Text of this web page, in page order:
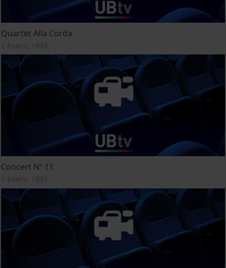
Quartet Alla Corda
1 Enero, 1993
Concert Nº 11
1 Enero, 1993